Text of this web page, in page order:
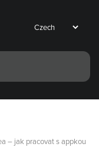
– jak pracovat s appkou